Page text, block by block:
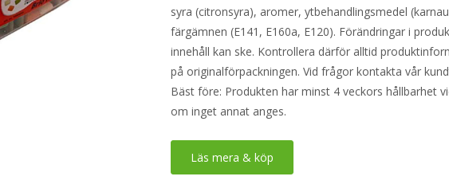
syra (citronsyra), aromer, ytbehandlingsmedel
färgämnen (E141, E160a, E120). Förändringar i
innehåll kan ske. Kontrollera därför alltid
på originalförpackningen. Vid frågor kontakta vår
Bäst före: Produkten har minst 4 veckors hållbarhet
om inget annat anges.
Läs mera & köp